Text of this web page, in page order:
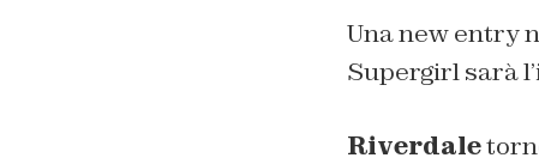
Una new entry
Supergirl sarà
Riverdale